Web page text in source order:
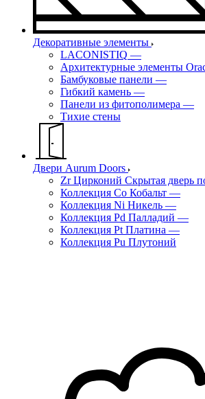
Декоративные элементы
LACONISTIQ —
Архитектурные элементы
Бамбуковые панели —
Гибкий камень —
Панели из фитополимера —
Тихие стены
Двери Aurum Doors
Zr Цирконий Скрытая дверь
Коллекция Co Кобальт —
Коллекция Ni Никель —
Коллекция Pd Палладий —
Коллекция Pt Платина —
Коллекция Pu Плутоний